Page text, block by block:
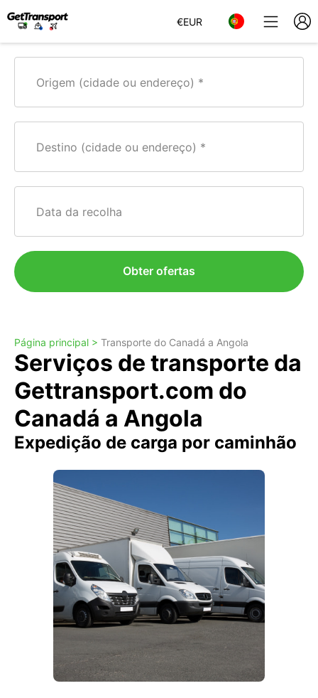
€EUR
Origem (cidade ou endereço)
Destino (cidade ou endereço)
Data da recolha
Obter ofertas
Página principal > Transporte do Canadá a Angola
Serviços de transporte da
Gettransport.com do
Canadá a Angola
Expedição de carga por caminhão